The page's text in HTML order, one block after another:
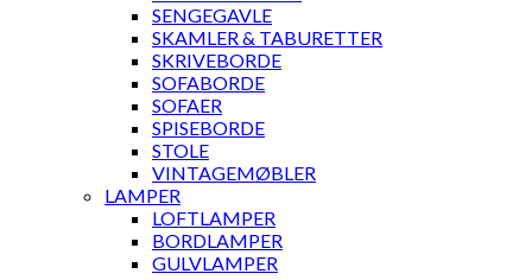
SENGEGAVLE
SKAMLER & TABURETTER
SKRIVEBORDE
SOFABORDE
SOFAER
SPISEBORDE
STOLE
VINTAGEMØBLER
LAMPER
LOFTLAMPER
BORDLAMPER
GULVLAMPER